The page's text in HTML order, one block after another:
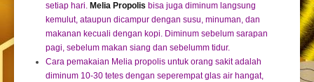
setiap hari. Melia Propolis bisa juga diminum langsung
kemulut, ataupun dicampur dengan susu, minuman, dan
makanan kecuali dengan kopi. Diminum sebelum sarapan
pagi, sebelum makan siang dan sebelumm tidur.
Cara pemakaian Melia propolis untuk orang sakit adalah
diminum 10-30 tetes dengan seperempat glas air hangat,